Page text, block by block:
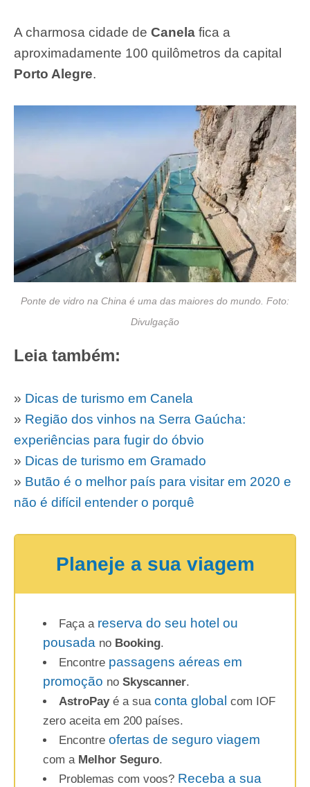
A charmosa cidade de Canela fica a
aproximadamente 100 quilômetros da capital
Porto Alegre.
Ponte de vidro na China é uma das maiores do mundo. Foto:
Divulgação
Leia também:
» Dicas de turismo em Canela
» Região dos vinhos na Serra Gaúcha:
experiências para fugir do óbvio
» Dicas de turismo em Gramado
» Butão é o melhor país para visitar em 2020 e
não é difícil entender o porquê
Planeje a sua viagem
Faça a reserva do seu hotel ou
pousada no Booking.
Encontre passagens aéreas em
promoção no Skyscanner.
AstroPayé a sua conta global com IOF
zero aceita em 200 países.
Encontre ofertas de seguro viagem
com a Melhor Seguro.
Problemas com voos? Receba a sua